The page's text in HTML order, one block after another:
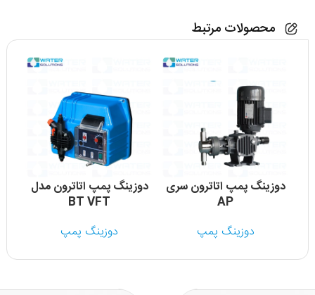
محصولات مرتبط
دوزینگ پمپ اتاترون سری
AP
دوزینگ پمپ
دوزینگ پمپ اتاترون مدل
BT VFT
دوزینگ پمپ